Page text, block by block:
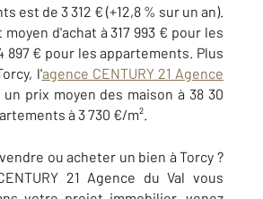
est de 3 312 € (+12,8 % sur un an).
d'achat à 317 993 € pour les
897 € pour les appartements. Plus
l'agence CENTURY 21 Agence
prix moyen des maison à 38 30
à 3 730 €/m².
ou acheter un bien à Torcy ?
21 Agence du Val vous